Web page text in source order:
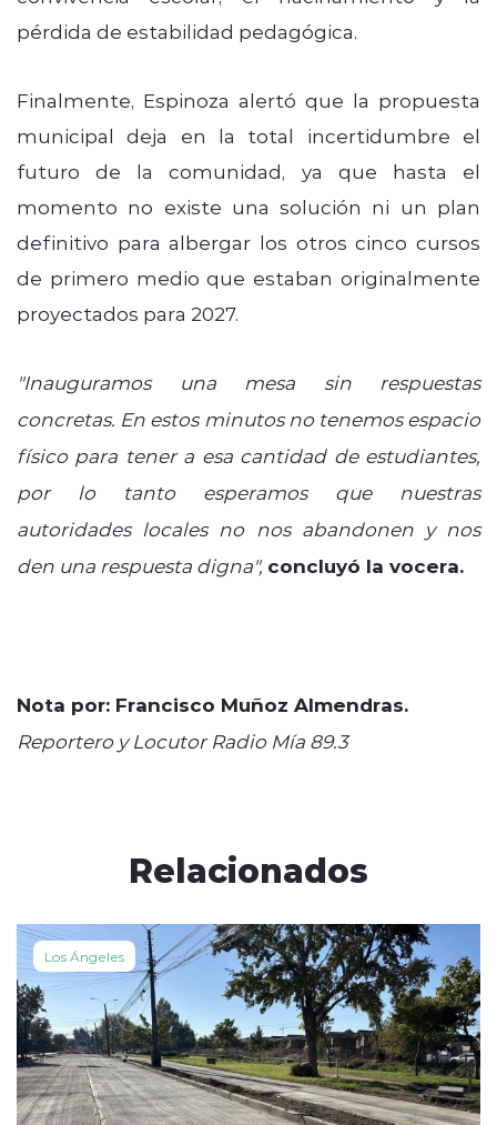
pérdida de estabilidad pedagógica.
Finalmente, Espinoza alertó que la propuesta
municipal deja en la total incertidumbre el
futuro de la comunidad, ya que hasta el
momento no existe una solución ni un plan
definitivo para albergar los otros cinco cursos
de primero medio que estaban originalmente
proyectados para 2027.
"Inauguramos una mesa sin respuestas
concretas. En estos minutos no tenemos espacio
físico para tener a esa cantidad de estudiantes,
por lo tanto esperamos que nuestras
autoridades locales no nos abandonen y nos
den una respuesta digna", concluyó la vocera.
Nota por: Francisco Muñoz Almendras.
Reportero y Locutor Radio Mía 89.3
Relacionados
Los Ángeles